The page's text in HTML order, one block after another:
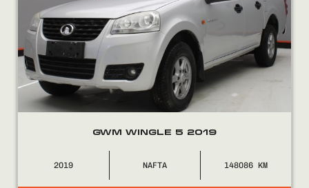
VENDÉ
FINANCIÁ
NOSOTROS
CONTACTO
GWM WINGLE 5 2019
2019 NAFTA 148086